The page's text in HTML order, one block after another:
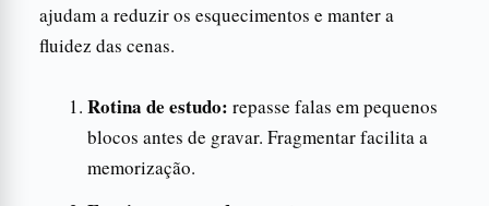
ajudam a reduzir os esquecimentos e manter a
fluidez das cenas.
Rotina de estudo: repasse falas em pequenos
blocos antes de gravar. Fragmentar facilita a
memorização.